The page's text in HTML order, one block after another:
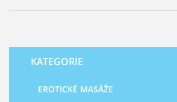
KATEGORIE
EROTICKÉ MASÁŽE